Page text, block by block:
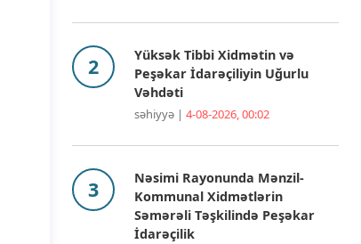
Yüksək Tibbi Xidmətin və
Peşəkar İdarəçiliyin Uğurlu
Vəhdəti
səhiyyə | 4-08-2026, 00:02
Nəsimi Rayonunda Mənzil-
Kommunal Xidmətlərin
Səmərəli Təşkilində Peşəkar
İdarəçilik